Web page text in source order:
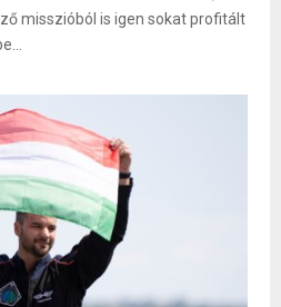
misszióból is igen sokat profitált